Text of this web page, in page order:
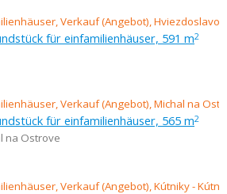
für einfamilienhäuser, 591 m2
für einfamilienhäuser, 565 m2
na Ostrove